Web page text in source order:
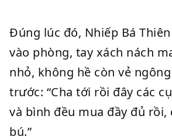
Đúng lúc đó, Nhiếp Bá
vào phòng, tay xách nách
nhỏ, không hề còn vẻ
trước: “Cha tới rồi đây các
và bình đều mua đầy đủ rồi,
bú.”